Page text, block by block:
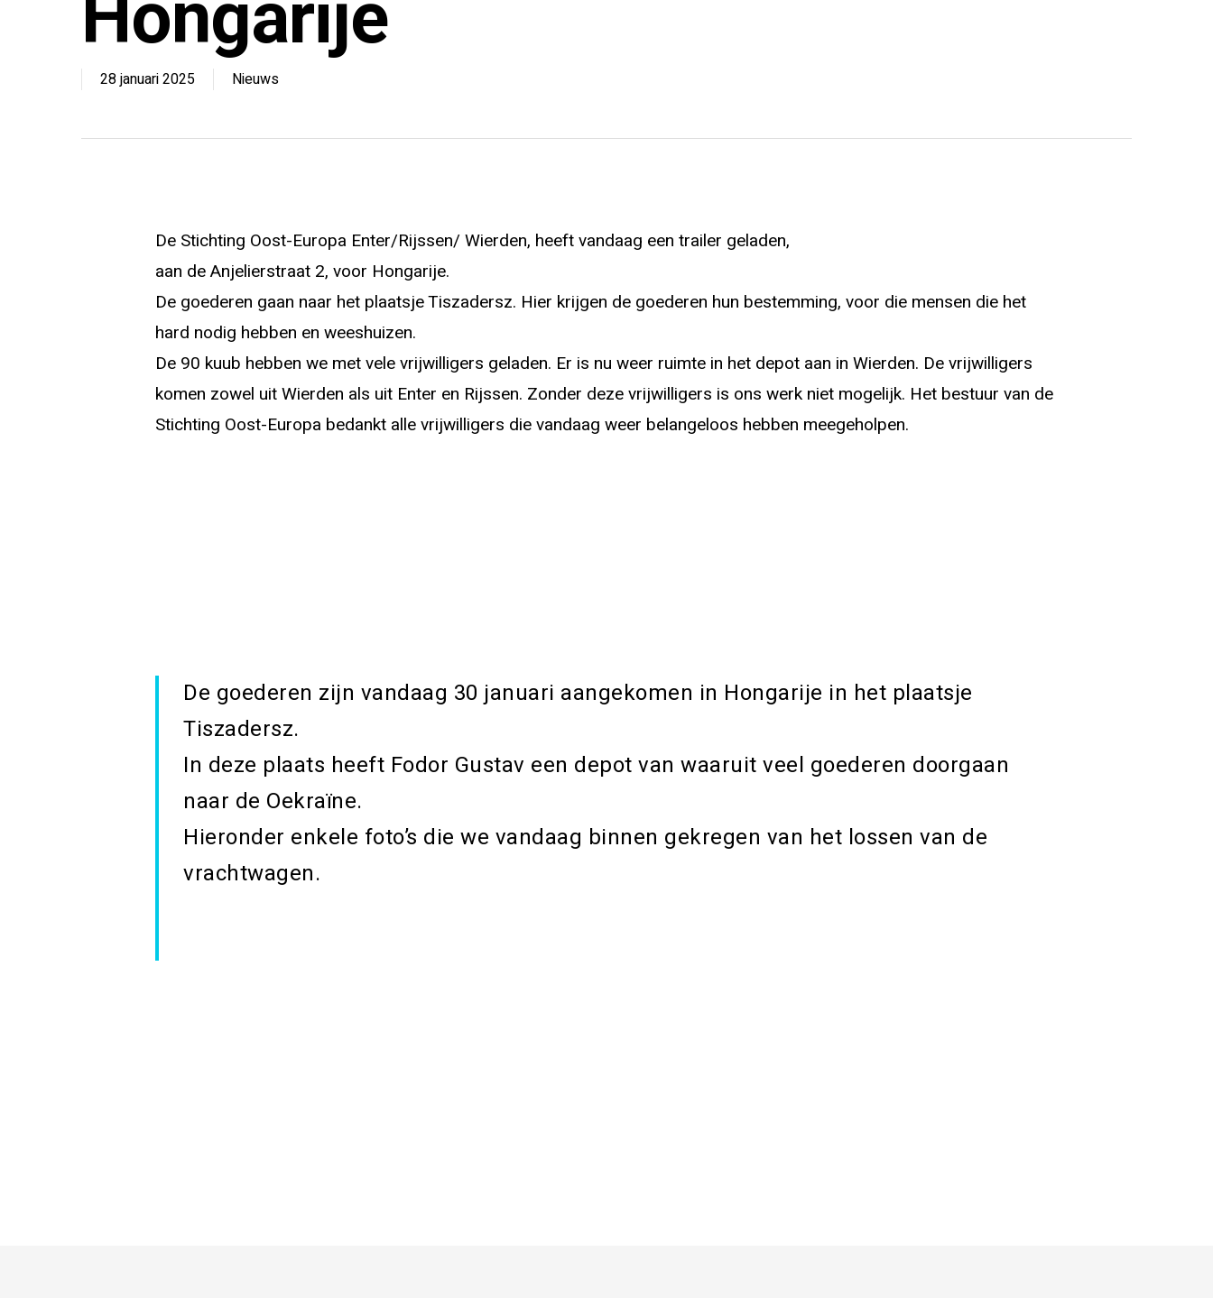
Hongarije
28 januari 2025 Nieuws
De Stichting Oost-Europa Enter/Rijssen/ Wierden, heeft vandaag een trailer geladen,
aan de Anjelierstraat 2, voor Hongarije.
De goederen gaan naar het plaatsje Tiszadersz. Hier krijgen de goederen hun bestemming, voor die mensen die het
hard nodig hebben en weeshuizen.
De 90 kuub hebben we met vele vrijwilligers geladen. Er is nu weer ruimte in het depot aan in Wierden. De vrijwilligers
komen zowel uit Wierden als uit Enter en Rijssen. Zonder deze vrijwilligers is ons werk niet mogelijk. Het bestuur van de
Stichting Oost-Europa bedankt alle vrijwilligers die vandaag weer belangeloos hebben meegeholpen.
De goederen zijn vandaag 30 januari aangekomen in Hongarije in het plaatsje
Tiszadersz.
In deze plaats heeft Fodor Gustav een depot van waaruit veel goederen doorgaan
naar de Oekraïne.
Hieronder enkele foto’s die we vandaag binnen gekregen van het lossen van de
vrachtwagen.